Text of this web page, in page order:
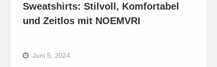
Sweatshirts: Stilvoll, Komfortabel
und Zeitlos mit NOEMVRI
Juni 5, 2024